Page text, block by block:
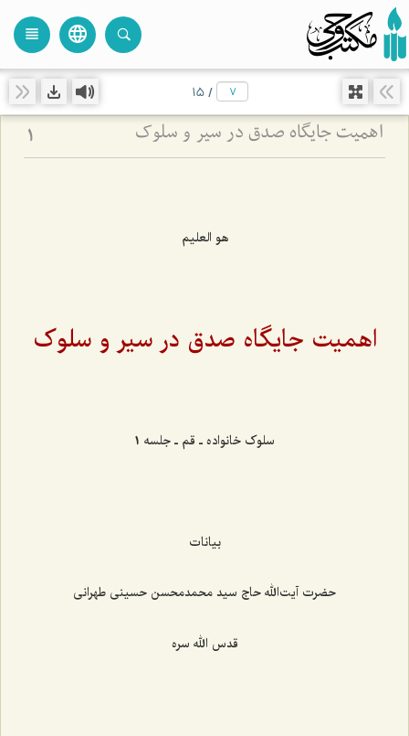
language
view_headline
/
15
اهمیت جایگاه صدق در سیر و سلوک 1
هو العلیم
اهمیت جایگاه صدق در سیر و سلوک
سلوک خانواده ـ قم ـ جلسه 1
بیانات
حضرت آیت‌الله حاج سید محمدمحسن حسینی طهرانی
قدس الله سره